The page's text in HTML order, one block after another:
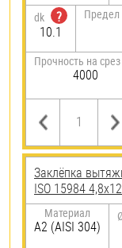
dk
?
10.1
Предел
Прочность на
4000
Заклёпка
ISO 15984
Материал
А2 (AISI 304)